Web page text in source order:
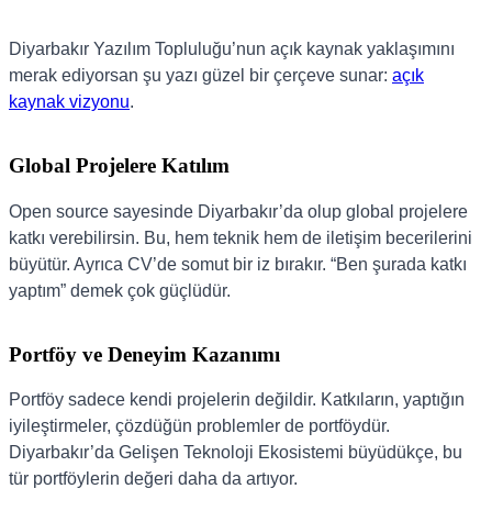
Diyarbakır Yazılım Topluluğu’nun açık kaynak yaklaşımını
merak ediyorsan şu yazı güzel bir çerçeve sunar: açık
kaynak vizyonu.
Global Projelere Katılım
Open source sayesinde Diyarbakır’da olup global projelere
katkı verebilirsin. Bu, hem teknik hem de iletişim becerilerini
büyütür. Ayrıca CV’de somut bir iz bırakır. “Ben şurada katkı
yaptım” demek çok güçlüdür.
Portföy ve Deneyim Kazanımı
Portföy sadece kendi projelerin değildir. Katkıların, yaptığın
iyileştirmeler, çözdüğün problemler de portföydür.
Diyarbakır’da Gelişen Teknoloji Ekosistemi büyüdükçe, bu
tür portföylerin değeri daha da artıyor.